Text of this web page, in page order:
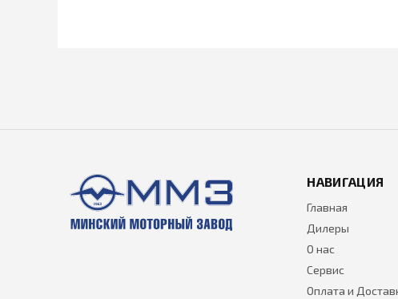
НАВИГАЦИЯ
Главная
Дилеры
О нас
Сервис
Оплата и